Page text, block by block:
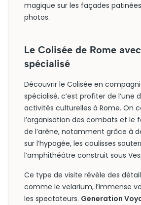
magique sur les façades
photos.
Le Colisée de Rome
spécialisé
Découvrir le Colisée en
spécialisé, c’est profiter de l’une
activités culturelles à Rome. On
l’organisation des combats et le
de l’arène, notamment grâce à
sur l’hypogée, les coulisses
l’amphithéâtre construit sous
Ce type de visite révèle des
comme le velarium, l’immense
les spectateurs. Generation